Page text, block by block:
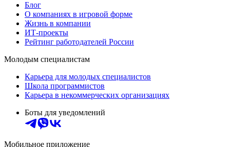
Блог
О компаниях в игровой форме
Жизнь в компании
ИТ-проекты
Рейтинг работодателей России
Молодым специалистам
Карьера для молодых специалистов
Школа программистов
Карьера в некоммерческих организациях
Боты для уведомлений
Мобильное приложение